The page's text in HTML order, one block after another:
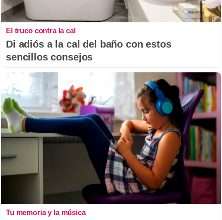
El truco contra la cal
Di adiós a la cal del baño con estos
sencillos consejos
Tu memoria y la música